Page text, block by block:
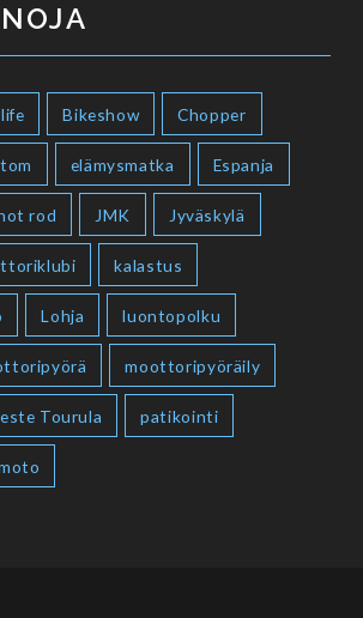
Bikeshow Chopper
elämysmatka Espanja
rod JMK Jyväskylä
kalastus
Lohja luontopolku
moottoripyöräily
Tourula patikointi